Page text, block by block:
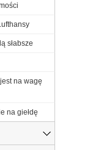
słabsze
na wagę
na giełdę